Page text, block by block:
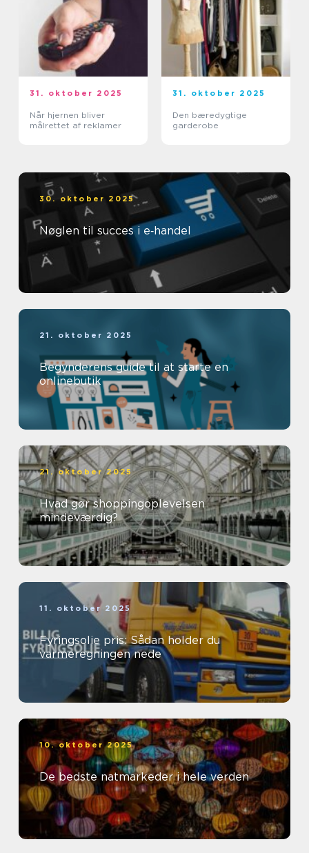
31. oktober 2025
Når hjernen bliver
målrettet af reklamer
31. oktober 2025
Den bæredygtige
garderobe
30. oktober 2025
Nøglen til succes i e‑handel
21. oktober 2025
Begynderens guide til at starte en
onlinebutik
21. oktober 2025
Hvad gør shoppingoplevelsen
mindeværdig?
11. oktober 2025
Fyringsolie pris: Sådan holder du
varmeregningen nede
10. oktober 2025
De bedste natmarkeder i hele verden